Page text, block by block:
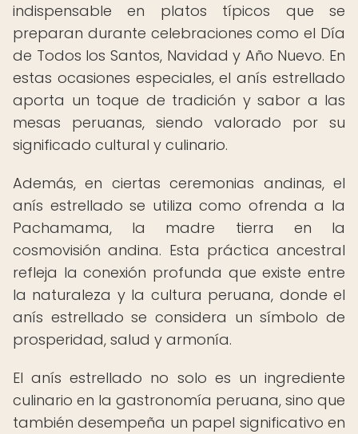
indispensable en platos típicos que se
preparan durante celebraciones como el Día
de Todos los Santos, Navidad y Año Nuevo. En
estas ocasiones especiales, el anís estrellado
aporta un toque de tradición y sabor a las
mesas peruanas, siendo valorado por su
significado cultural y culinario.
Además, en ciertas ceremonias andinas, el
anís estrellado se utiliza como ofrenda a la
Pachamama, la madre tierra en la
cosmovisión andina. Esta práctica ancestral
refleja la conexión profunda que existe entre
la naturaleza y la cultura peruana, donde el
anís estrellado se considera un símbolo de
prosperidad, salud y armonía.
El anís estrellado no solo es un ingrediente
culinario en la gastronomía peruana, sino que
también desempeña un papel significativo en